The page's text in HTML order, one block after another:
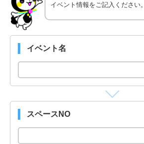
イベント情報をご記入ください。
イベント名
スペースNO